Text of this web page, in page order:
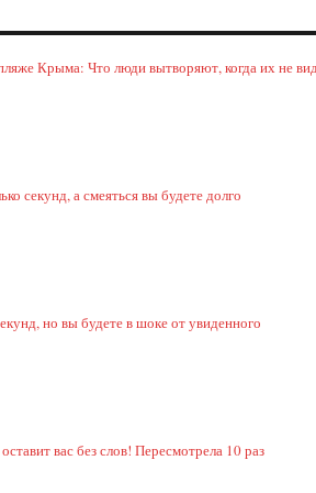
Крыма: Что люди вытворяют, когда их не
секунд, а смеяться вы будете долго
но вы будете в шоке от увиденного
вас без слов! Пересмотрела 10 раз